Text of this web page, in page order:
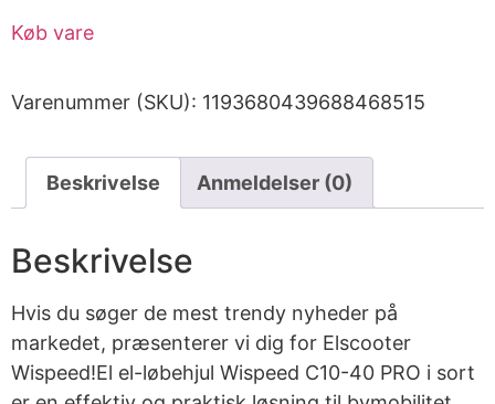
Køb vare
Varenummer (SKU): 1193680439688468515
Beskrivelse Anmeldelser (0)
Beskrivelse
Hvis du søger de mest trendy nyheder på
markedet, præsenterer vi dig for Elscooter
Wispeed!El el-løbehjul Wispeed C10-40 PRO i sort